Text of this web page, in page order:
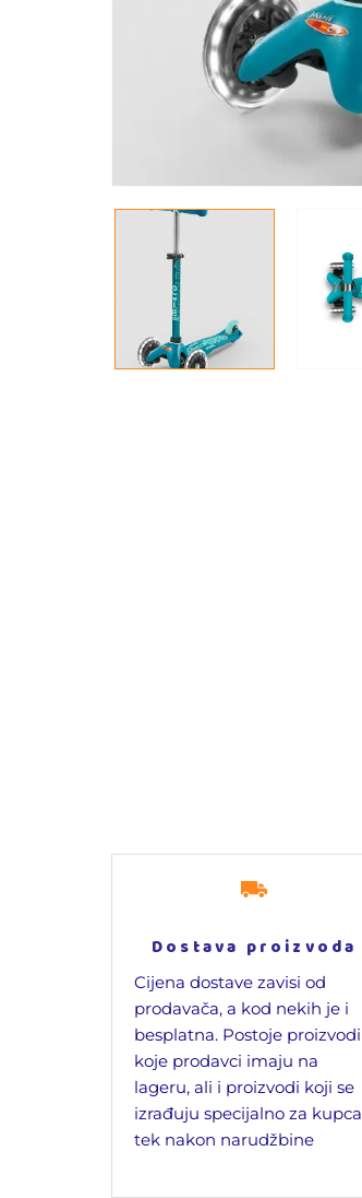
Dostava proizvoda
Cijena dostave zavisi od
prodavača, a kod nekih je i
besplatna. Postoje proizvodi
koje prodavci imaju na
lageru, ali i proizvodi koji se
izrađuju specijalno za kupca
tek nakon narudžbine